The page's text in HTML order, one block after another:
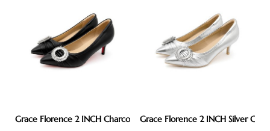
Grace Florence 2 INCH Charcoal Grace Florence 2 INCH Silver